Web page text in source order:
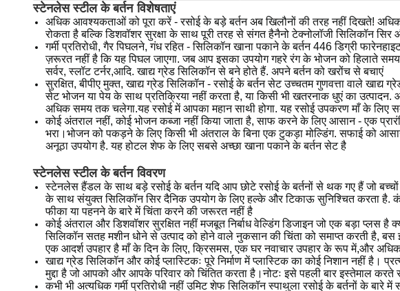
स्टेनलेस स्टील के बर्तन विशेषताएं
अधिक आवश्यकताओं को पूरा करें - रसोई के बड़े बर्तन अब खिलौनों की तरह नहीं दिखते!
रोकता है बल्कि डिशवॉशर सुरक्षा के साथ पूरी तरह से संगत हैनैनो टेक्नोलॉजी सिलिकॉन
गर्मी प्रतिरोधी, गैर पिघलने, गंध रहित - सिलिकॉन खाना पकाने के बर्तन 446 डिग्री
ज़रूरत नहीं है कि यह पिघल जाएगा. जब आप इसका उपयोग गहरे रंग के भोजन को हिलाते समय
सर्वर, स्लॉट टर्नर,आदि. खाद्य ग्रेड सिलिकॉन से बने होते हैं. अपने बर्तन को खरोंच से बचाएं
सुरक्षित, बीपीए मुक्त, खाद्य ग्रेड सिलिकॉन - रसोई के बर्तन सेट उच्चतम गुणवत्ता वाले
सेट भोजन या पेय के साथ प्रतिक्रिया नहीं करता है, या किसी भी खतरनाक धुएं का
अधिक समय तक चलेगा.यह रसोई में आपका महान साथी होगा. यह रसोई उपकरण माँ के लिए
कोई अंतराल नहीं, कोई भोजन कब्जा नहीं किया जाता है, साफ करने के लिए आसान - एक
भरा।भोजन को पकड़ने के लिए किसी भी अंतराल के बिना एक टुकड़ा मोल्डिंग. सफाई को
अनूठा उपयोग है. यह होटल शेफ के लिए सबसे अच्छा खाना पकाने के बर्तन सेट है
स्टेनलेस स्टील के बर्तन विवरण
स्टेनलेस हैंडल के साथ बड़े रसोई के बर्तन यदि आप छोटे रसोई के बर्तनों से थक गए हैं जो
के साथ संयुक्त सिलिकॉन सिर दैनिक उपयोग के लिए हल्के और टिकाऊ सुनिश्चित करता
फीका या पहनने के बारे में चिंता करने की जरूरत नहीं है
कोई अंतराल और डिशवॉशर सुरक्षित नहीं मजबूत निर्बाध वेल्डिंग डिजाइन जो एक बड़ा
सिलिकॉन सतह मशीन धोने से उत्पाद को होने वाले नुकसान की चिंता को समाप्त करती
एक आदर्श उपहार है माँ के दिन के लिए, क्रिसमस, एक घर नवाचार उपहार के रूप में,और
खाद्य ग्रेड सिलिकॉन और कोई प्लास्टिकः पूरे निर्माण में प्लास्टिक का कोई निशान नहीं है।
मुद्दा है जो आपको और आपके परिवार को चिंतित करता है।नोटः इसे पहली बार इस्तेमाल
कभी भी अत्यधिक गर्मी प्रतिरोधी नहीं उमिट शेफ सिलिकॉन स्पाथुला रसोई के बर्तनों के बारे